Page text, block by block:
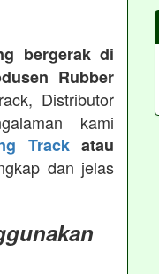
bergerak di
Rubber
Distributor
kami
Trackatau
dan jelas